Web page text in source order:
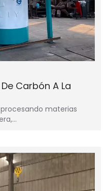
Carbón A La
materias